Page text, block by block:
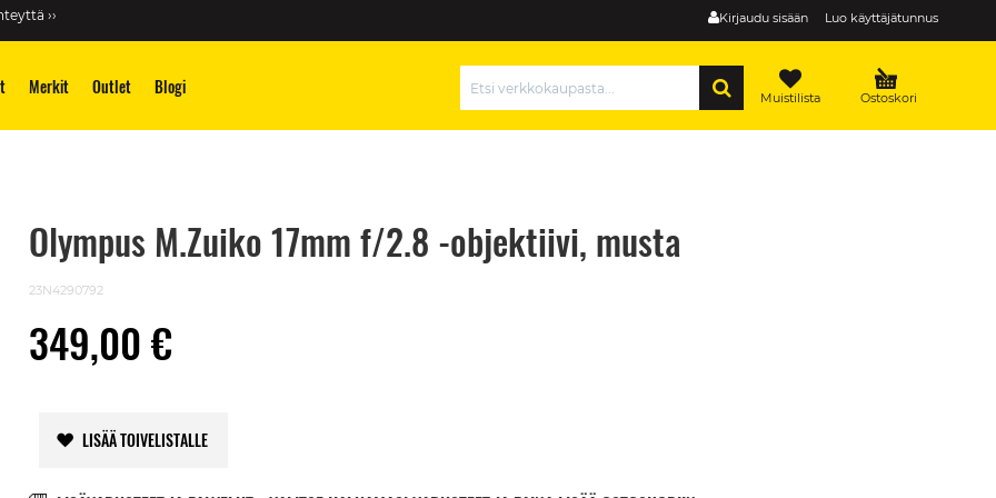
Kirjaudu sisään Luo käyttäjätunnus
››
Merkit Outlet Blogi Ostoskori
Muistilista
Olympus M.Zuiko 17mm f/2.8 -objektiivi, musta
23N4290792
349,00 €
LISÄÄ TOIVELISTALLE